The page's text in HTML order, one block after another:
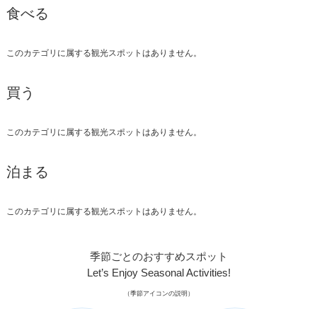
食べる
このカテゴリに属する観光スポットはありません。
買う
このカテゴリに属する観光スポットはありません。
泊まる
このカテゴリに属する観光スポットはありません。
季節ごとのおすすめスポット
Let’s Enjoy Seasonal Activities!
（季節アイコンの説明）